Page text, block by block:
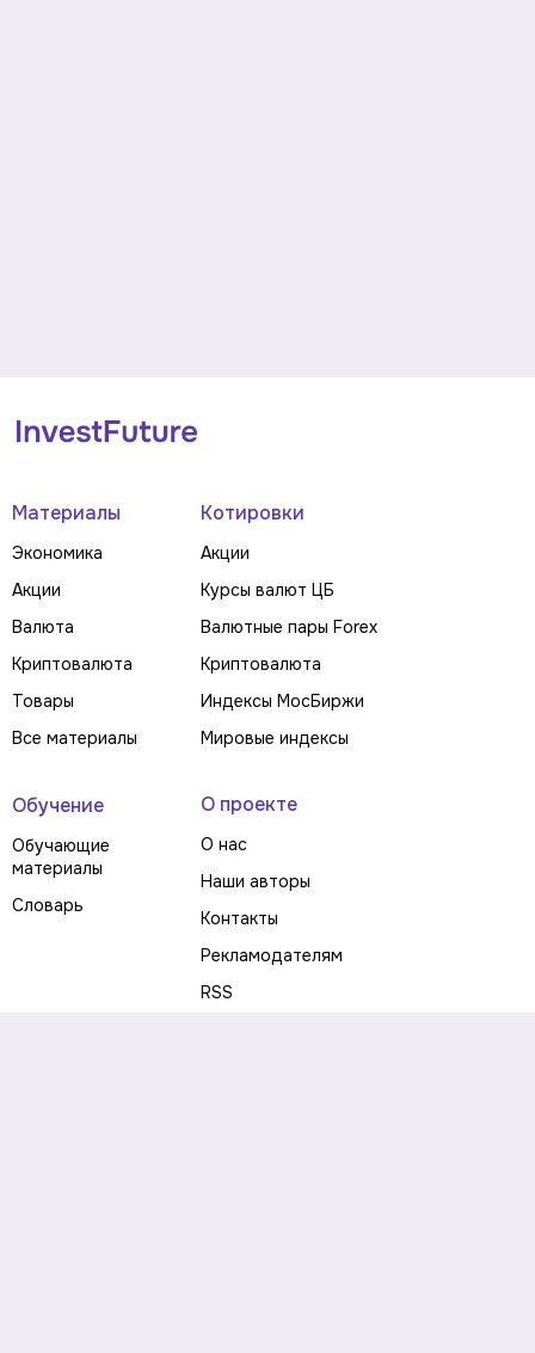
Материалы
Экономика
Акции
Валюта
Криптовалюта
Товары
Все материалы
Котировки
Акции
Курсы валют ЦБ
Валютные пары Forex
Криптовалюта
Индексы МосБиржи
Мировые индексы
Обучение
Обучающие
материалы
Словарь
О проекте
О нас
Наши авторы
Контакты
Рекламодателям
RSS